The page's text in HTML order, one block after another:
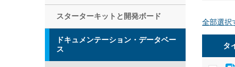
スターターキットと開発ボード
ドキュメンテーション・データベー
ス